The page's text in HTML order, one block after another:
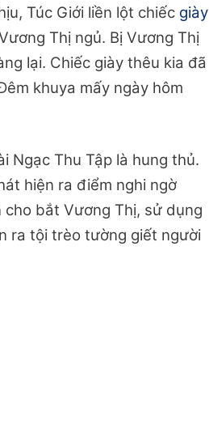
Túc Giới liền lột chiếc giày
Thị ngủ. Bị Vương Thị
lại. Chiếc giày thêu kia đã
khuya mấy ngày hôm
Ngạc Thu Tập là hung thủ.
hiện ra điểm nghi ngờ
cho bắt Vương Thị, sử dụng
ra tội trèo tường giết người